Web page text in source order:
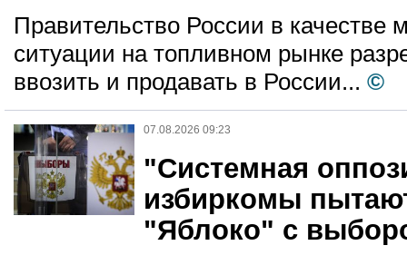
Правительство России в качестве
ситуации на топливном рынке
ввозить и продавать в России... ©
07.08.2026 09:23
"Системная
избиркомы
"Яблоко" с